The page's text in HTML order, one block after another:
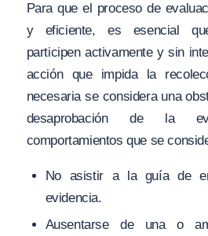
Para que el proceso de
y eficiente, es esencial
participen activamente y sin
acción que impida la
necesaria se considera una
desaprobación de la
comportamientos que se
No asistir a la guía de
evidencia.
Ausentarse de una o